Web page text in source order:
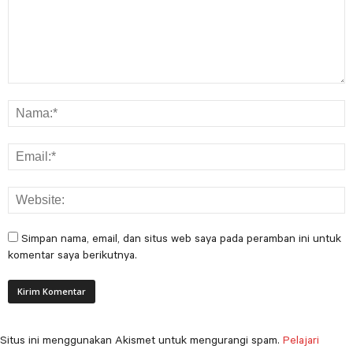
Simpan nama, email, dan situs web saya pada peramban ini untuk
komentar saya berikutnya.
Situs ini menggunakan Akismet untuk mengurangi spam. Pelajari